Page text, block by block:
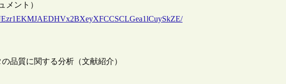
メント）
品質に関する分析（文献紹介）